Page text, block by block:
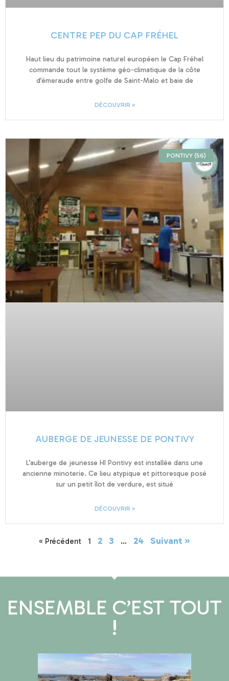
CENTRE PEP DU CAP FRÉHEL
Haut lieu du patrimoine naturel européen le Cap Fréhel
commande tout le système géo-climatique de la côte
d’émeraude entre golfe de Saint-Malo et baie de
DÉCOUVRIR »
PONTIVY (56)
AUBERGE DE JEUNESSE DE PONTIVY
L’auberge de jeunesse HI Pontivy est installée dans une
ancienne minoterie. Ce lieu atypique et pittoresque posé
sur un petit îlot de verdure, est situé
DÉCOUVRIR »
« Précédent 1 2 3 … 24 Suivant »
ENSEMBLE C’EST TOUT
!